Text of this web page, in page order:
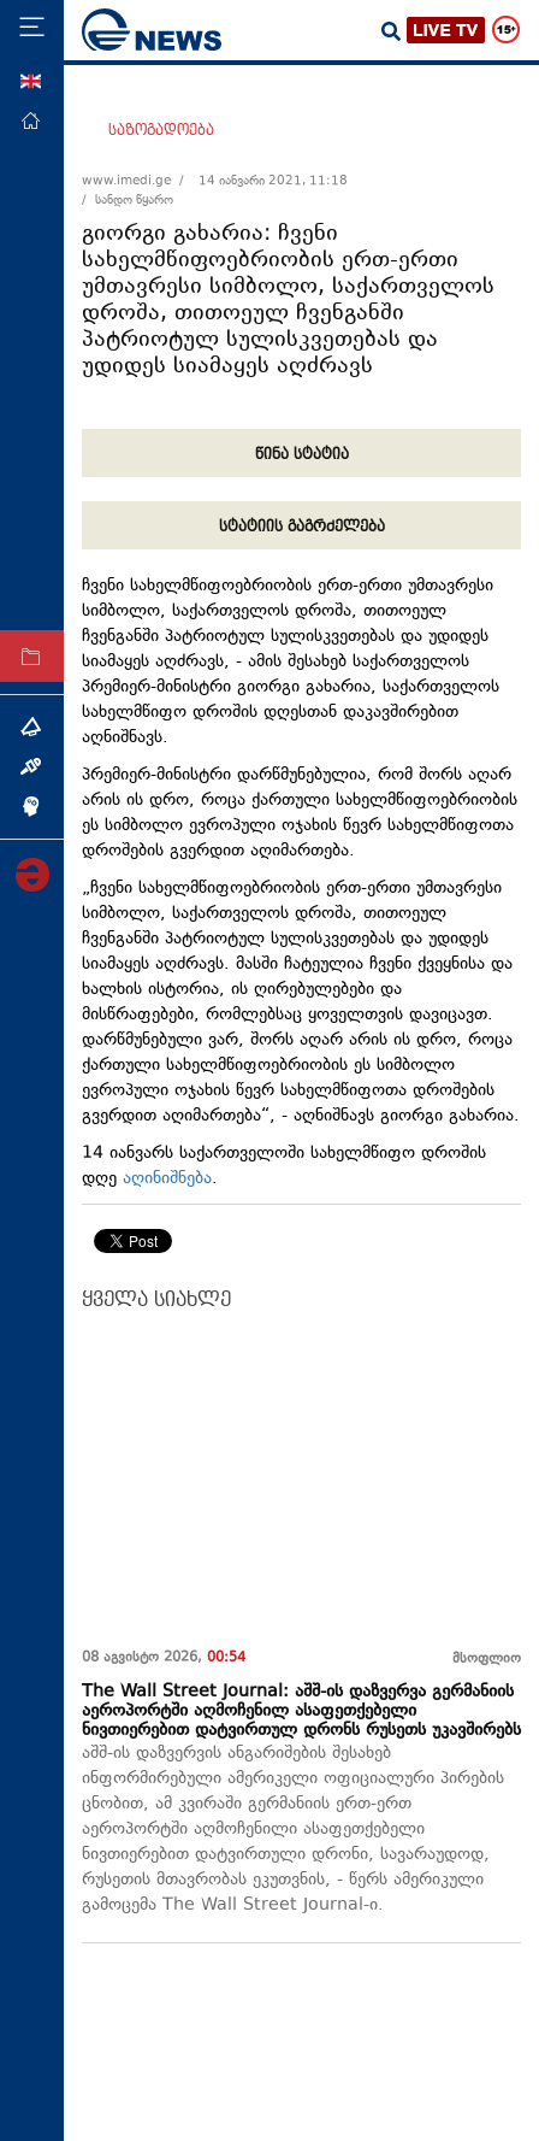
მთავარი
ეკონომიკა
მსოფლიო
ჯანდაცვა
საზოგადოება
სამართალი
კულტურა
ტაბლოიდი
არქივი
ინტერვიუ
ინქვიზიცია
საზოგადოება
www.imedi.ge /
14 იანვარი 2021, 11:18
/ სანდო წყარო
გიორგი გახარია: ჩვენი
სახელმწიფოებრიობის ერთ-ერთი
უმთავრესი სიმბოლო, საქართველოს
დროშა, თითოეულ ჩვენგანში
პატრიოტულ სულისკვეთებას და
უდიდეს სიამაყეს აღძრავს
წინა სტატია
სტატიის გაგრძელება
ჩვენი სახელმწიფოებრიობის ერთ-ერთი უმთავრესი
სიმბოლო, საქართველოს დროშა, თითოეულ
ჩვენგანში პატრიოტულ სულისკვეთებას და უდიდეს
სიამაყეს აღძრავს, - ამის შესახებ საქართველოს
პრემიერ-მინისტრი გიორგი გახარია, საქართველოს
სახელმწიფო დროშის დღესთან დაკავშირებით
აღნიშნავს.
პრემიერ-მინისტრი დარწმუნებულია, რომ შორს აღარ
არის ის დრო, როცა ქართული სახელმწიფოებრიობის
ეს სიმბოლო ევროპული ოჯახის წევრ სახელმწიფოთა
დროშების გვერდით აღიმართება.
„ჩვენი სახელმწიფოებრიობის ერთ-ერთი უმთავრესი
სიმბოლო, საქართველოს დროშა, თითოეულ
ჩვენგანში პატრიოტულ სულისკვეთებას და უდიდეს
სიამაყეს აღძრავს. მასში ჩატეულია ჩვენი ქვეყნისა და
ხალხის ისტორია, ის ღირებულებები და
მისწრაფებები, რომლებსაც ყოველთვის დავიცავთ.
დარწმუნებული ვარ, შორს აღარ არის ის დრო, როცა
ქართული სახელმწიფოებრიობის ეს სიმბოლო
ევროპული ოჯახის წევრ სახელმწიფოთა დროშების
გვერდით აღიმართება“, - აღნიშნავს გიორგი გახარია.
14 იანვარს საქართველოში სახელმწიფო დროშის
დღე აღინიშნება.
ყველა სიახლე
08 აგვისტო 2026, 00:54 მსოფლიო
The Wall Street Journal: აშშ-ის დაზვერვა გერმანიის
აეროპორტში აღმოჩენილ ასაფეთქებელი
ნივთიერებით დატვირთულ დრონს რუსეთს უკავშირებს
აშშ-ის დაზვერვის ანგარიშების შესახებ
ინფორმირებული ამერიკელი ოფიციალური პირების
ცნობით, ამ კვირაში გერმანიის ერთ-ერთ
აეროპორტში აღმოჩენილი ასაფეთქებელი
ნივთიერებით დატვირთული დრონი, სავარაუდოდ,
რუსეთის მთავრობას ეკუთვნის, - წერს ამერიკული
გამოცემა The Wall Street Journal-ი.